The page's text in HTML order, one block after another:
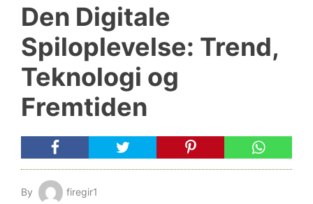
Den Digitale
Spiloplevelse: Trend,
Teknologi og
Fremtiden
By
firegir1